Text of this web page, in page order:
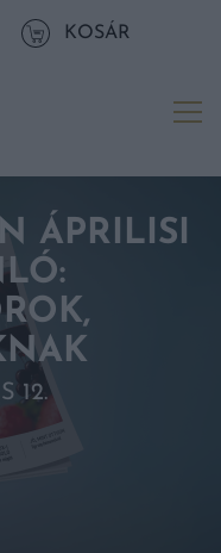
KOSÁR
ÁPRILISI
12.